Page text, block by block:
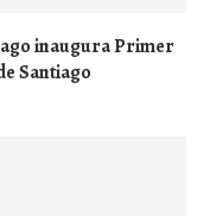
inaugura Primer
Santiago